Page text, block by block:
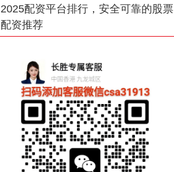
2025配资平台排行，安全可靠的股票
配资推荐